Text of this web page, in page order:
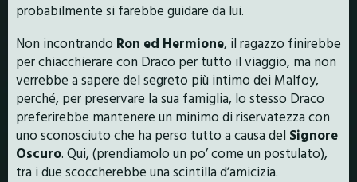
probabilmente si farebbe guidare da lui.
Non incontrando Ron ed Hermione, il ragazzo finirebbe
per chiacchierare con Draco per tutto il viaggio, ma non
verrebbe a sapere del segreto più intimo dei Malfoy,
perché, per preservare la sua famiglia, lo stesso Draco
preferirebbe mantenere un minimo di riservatezza con
uno sconosciuto che ha perso tutto a causa del Signore
Oscuro. Qui, (prendiamolo un po’ come un postulato),
tra i due scoccherebbe una scintilla d’amicizia.